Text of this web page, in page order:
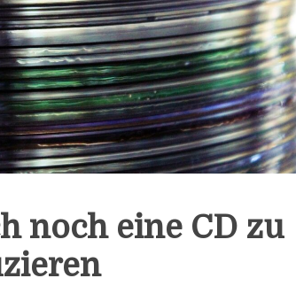
noch eine CD zu